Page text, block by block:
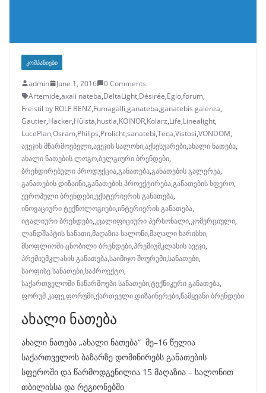
ᲙᲝᲛᲞᲐᲜᲘᲔᲑᲘ
admin June 1, 2016
0 Comments
Artemide,axali nateba,DeltaLight,Désirée,Eglo,forum,
Freistil by ROLF BENZ,Fumagalli,ganateba,ganatebis galerea,
Gautier,Hacker,Hülsta,hustla,KOINOR,Kolarz,Life,Linealight,
LucePlan,Osram,Philips,Prolicht,sanatebi,Teca,Vistosi,VONDOM,
ავეჯის მწარმოებელი,ავეჯის სალონი,აქსესუარები,ახალი ნათება,
ახალი ნათების ლოგო,ბელგიური ბრენდები,
ბრენდირებული პროდუქცია,განათება,განათების გალერეა,
განათების დიზაინი,განათების პროექტირება,განათების სფერო,
ევროპული ბრენდები,ექსტერიერის განათება,
ინოვაციური ტექნოლოგიები,ინტერიერის განათება,
იტალიური ბრენდები,კვალიფიციური პერსონალი,კომერციული,
ლანდშაპტის სანათი,მაღაზია სალონი,მაღალი ხარისხი,
მსოფლიოში ცნობილი ბრენდები,პრემიუმკლასის ავეჯი,
პრემიუმკლასის განათება,საიმიჯო შოურუმი,სანათები,
საოფისე სანათები,საპროექტო,
საქართველოში ნაწარმოები სანათები,ტექნიკური განათება,
ფორუმ კაფე,ფორუმი,ქართველი დიზაინერები,წამყვანი ბრენდები
ახალი ნათება
ახალი ნათება „ახალი ნათება“ მე–16 წელია
საქართველოს ბაზარზე დომინირებს განათების
სფეროში და წარმოდგენილია 15 მაღაზია – სალონით
თბილისსა და რეგიონებში